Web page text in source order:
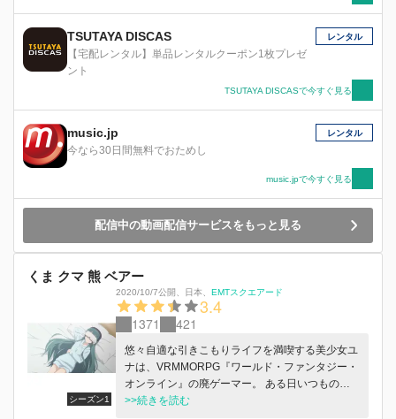
TSUTAYA DISCAS
【宅配レンタル】単品レンタルクーポン1枚プレゼ
ント
レンタル
TSUTAYA DISCASで今すぐ見る
music.jp
今なら30日間無料でおためし
レンタル
music.jpで今すぐ見る
配信中の動画配信サービスをもっと見る
くま クマ 熊 ベアー
シーズン1
2020/10/7公開 日本 EMTスクエアード
3.4
1371 421
悠々自適な引きこもりライフを満喫する美少女ユ
ナは、VRMMORPG『ワールド・ファンタジー・
オンライン』の廃ゲーマー。 ある日いつものよ
うにログインしてみると、なにか普段と様子が違
>>続きを読む